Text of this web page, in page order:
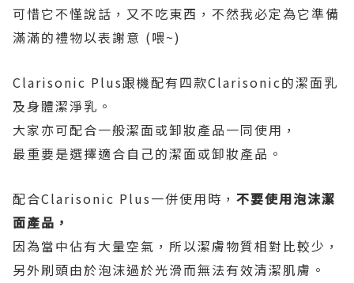
可惜它不慬說話，又不吃東西，不然我必定為它準備
滿滿的禮物以表謝意 (喂~)
Clarisonic Plus跟機配有四款Clarisonic的潔面乳
及身體潔淨乳。
大家亦可配合一般潔面或卸妝產品一同使用，
最重要是選擇適合自己的潔面或卸妝產品。
配合Clarisonic Plus一併使用時， 不要使用泡沫潔
面產品，
因為當中佔有大量空氣，所以潔膚物質相對比較少，
另外刷頭由於泡沫過於光滑而無法有效清潔肌膚。